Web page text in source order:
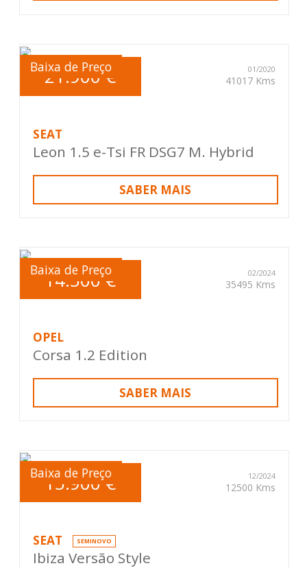
Baixa de Preço
21.900 € 01/2020
41017 Kms
SEAT
Leon 1.5 e-Tsi FR DSG7 M. Hybrid
SABER MAIS
Baixa de Preço
14.500 € 02/2024
35495 Kms
OPEL
Corsa 1.2 Edition
SABER MAIS
Baixa de Preço
15.900 € 12/2024
12500 Kms
SEAT SEMINOVO
Ibiza Versão Style